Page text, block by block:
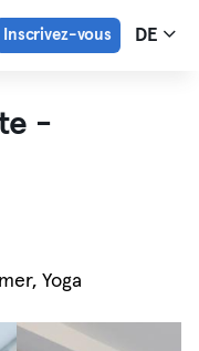
Inscrivez-vous DE
-
Yoga